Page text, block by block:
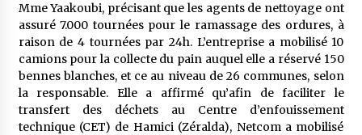
Mme Yaakoubi, précisant que les agents de nettoyage ont
assuré 7.000 tournées pour le ramassage des ordures, à
raison de 4 tournées par 24h. L’entreprise a mobilisé 10
camions pour la collecte du pain auquel elle a réservé 150
bennes blanches, et ce au niveau de 26 communes, selon
la responsable. Elle a affirmé qu’afin de faciliter le
transfert des déchets au Centre d’enfouissement
technique (CET) de Hamici (Zéralda), Netcom a mobilisé